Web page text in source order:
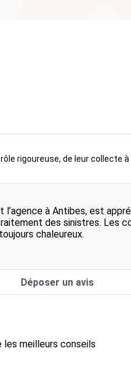
rigoureuse, de leur collecte
l’agence à Antibes, est
des sinistres. Les
chaleureux.
Déposer un avis
meilleurs conseils